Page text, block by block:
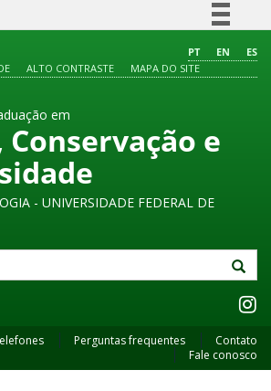
Comunica BR
Acesso à informação
Legislação
PT EN
ES
ALTO CONTRASTE MAPA DO SITE
em
Conservação e
- UNIVERSIDADE FEDERAL DE
Perguntas frequentes
Contato
Fale conosco